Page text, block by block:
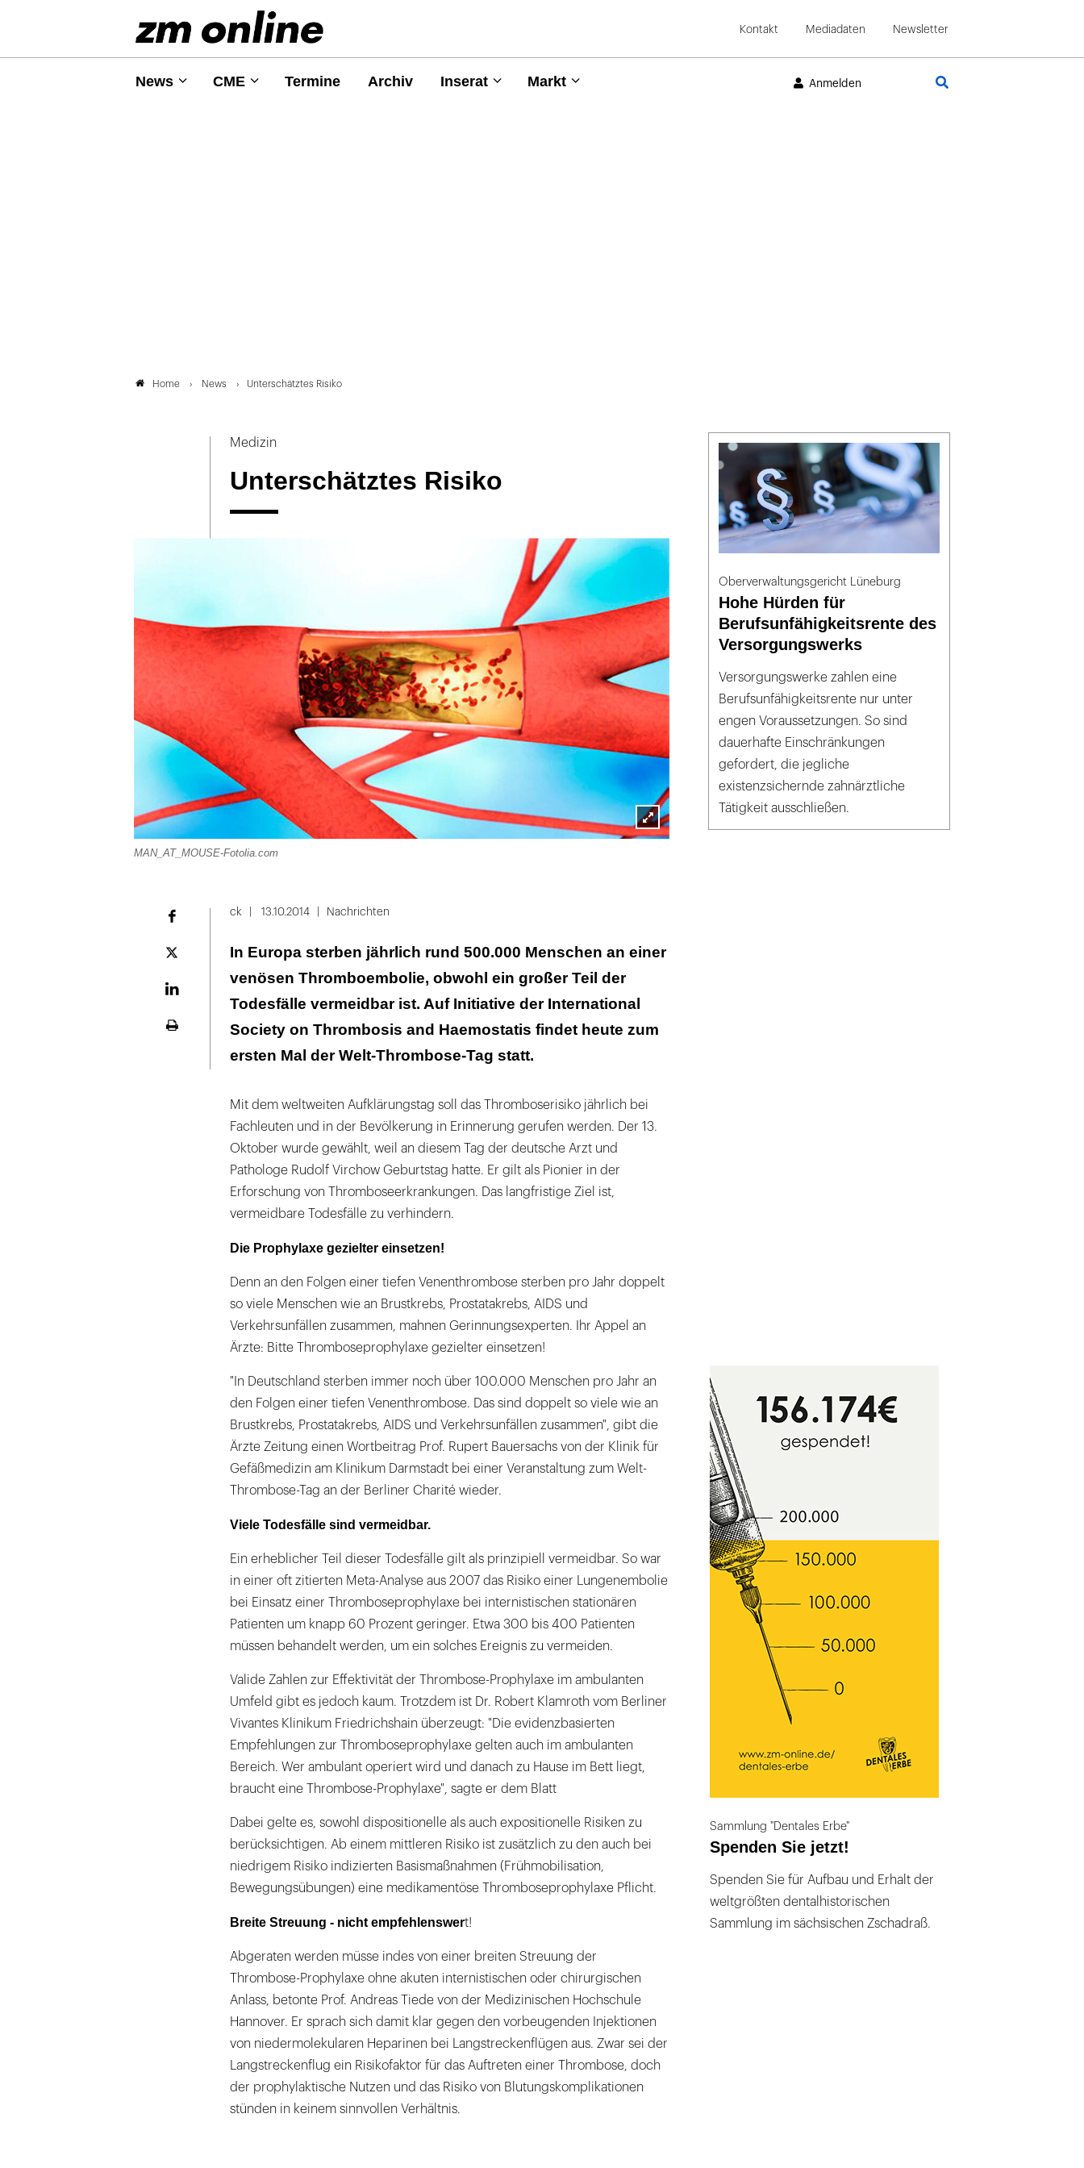
Kontakt Mediadaten Newsletter
News CME Termine Archiv Inserat Markt Anmelden
Home News Unterschätztes Risiko
Medizin
Unterschätztes Risiko
Lightbox
MAN_AT_MOUSE-Fotolia.com
Plattform
ck 13.10.2014 Nachrichten
In Europa sterben jährlich rund 500.000 Menschen an einer
venösen Thromboembolie, obwohl ein großer Teil der
Todesfälle vermeidbar ist. Auf Initiative der International
Society on Thrombosis and Haemostatis findet heute zum
ersten Mal der Welt-Thrombose-Tag statt.
Mit dem weltweiten Aufklärungstag soll das Thromboserisiko jährlich bei
Fachleuten und in der Bevölkerung in Erinnerung gerufen werden. Der 13.
Oktober wurde gewählt, weil an diesem Tag der deutsche Arzt und
Pathologe Rudolf Virchow Geburtstag hatte. Er gilt als Pionier in der
Erforschung von Thromboseerkrankungen. Das langfristige Ziel ist,
vermeidbare Todesfälle zu verhindern.
Die Prophylaxe gezielter einsetzen!
Denn an den Folgen einer tiefen Venenthrombose sterben pro Jahr doppelt
so viele Menschen wie an Brustkrebs, Prostatakrebs, AIDS und
Verkehrsunfällen zusammen, mahnen Gerinnungsexperten. Ihr Appel an
Ärzte: Bitte Thromboseprophylaxe gezielter einsetzen!
"In Deutschland sterben immer noch über 100.000 Menschen pro Jahr an
den Folgen einer tiefen Venenthrombose. Das sind doppelt so viele wie an
Brustkrebs, Prostatakrebs, AIDS und Verkehrsunfällen zusammen", gibt die
Ärzte Zeitung einen Wortbeitrag Prof. Rupert Bauersachs von der Klinik für
Gefäßmedizin am Klinikum Darmstadt bei einer Veranstaltung zum Welt-
Thrombose-Tag an der Berliner Charité wieder.
Viele Todesfälle sind vermeidbar.
Ein erheblicher Teil dieser Todesfälle gilt als prinzipiell vermeidbar. So war
in einer oft zitierten Meta-Analyse aus 2007 das Risiko einer Lungenembolie
bei Einsatz einer Thromboseprophylaxe bei internistischen stationären
Patienten um knapp 60 Prozent geringer. Etwa 300 bis 400 Patienten
müssen behandelt werden, um ein solches Ereignis zu vermeiden.
Valide Zahlen zur Effektivität der Thrombose-Prophylaxe im ambulanten
Umfeld gibt es jedoch kaum. Trotzdem ist Dr. Robert Klamroth vom Berliner
Vivantes Klinikum Friedrichshain überzeugt: "Die evidenzbasierten
Empfehlungen zur Thromboseprophylaxe gelten auch im ambulanten
Bereich. Wer ambulant operiert wird und danach zu Hause im Bett liegt,
braucht eine Thrombose-Prophylaxe", sagte er dem Blatt
Dabei gelte es, sowohl dispositionelle als auch expositionelle Risiken zu
berücksichtigen. Ab einem mittleren Risiko ist zusätzlich zu den auch bei
niedrigem Risiko indizierten Basismaßnahmen (Frühmobilisation,
Bewegungsübungen) eine medikamentöse Thromboseprophylaxe Pflicht.
Breite Streuung - nicht empfehlenswert!
Abgeraten werden müsse indes von einer breiten Streuung der
Thrombose-Prophylaxe ohne akuten internistischen oder chirurgischen
Anlass, betonte Prof. Andreas Tiede von der Medizinischen Hochschule
Hannover. Er sprach sich damit klar gegen den vorbeugenden Injektionen
von niedermolekularen Heparinen bei Langstreckenflügen aus. Zwar sei der
Langstreckenflug ein Risikofaktor für das Auftreten einer Thrombose, doch
der prophylaktische Nutzen und das Risiko von Blutungskomplikationen
stünden in keinem sinnvollen Verhältnis.
Oberverwaltungsgericht Lüneburg
Hohe Hürden für
Berufsunfähigkeitsrente des
Versorgungswerks
Versorgungswerke zahlen eine
Berufsunfähigkeitsrente nur unter
engen Voraussetzungen. So sind
dauerhafte Einschränkungen
gefordert, die jegliche
existenzsichernde zahnärztliche
Tätigkeit ausschließen.
Sammlung "Dentales Erbe"
Spenden Sie jetzt!
Spenden Sie für Aufbau und Erhalt der
weltgrößten dentalhistorischen
Sammlung im sächsischen Zschadraß.